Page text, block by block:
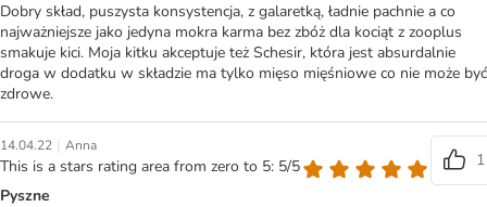
Dobry skład, puszysta konsystencja, z galaretką, ładnie pachnie a co
najważniejsze jako jedyna mokra karma bez zbóż dla kociąt z zooplus
smakuje kici. Moja kitku akceptuje też Schesir, która jest absurdalnie
droga w dodatku w składzie ma tylko mięso mięśniowe co nie może być
zdrowe.
14.04.22 | Anna
This is a stars rating area from zero to 5: 5/5
1
Pyszne